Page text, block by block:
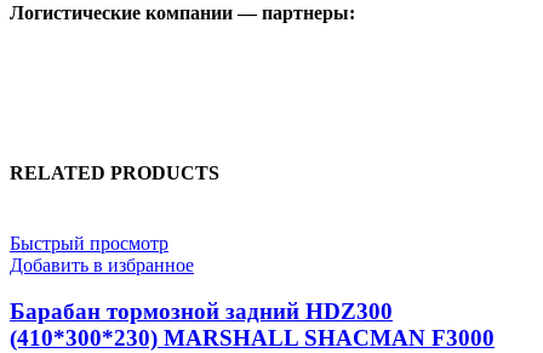
Логистические компании — партнеры:
RELATED PRODUCTS
Быстрый просмотр
Добавить в избранное
Барабан тормозной задний HDZ300
(410*300*230) MARSHALL SHACMAN F3000